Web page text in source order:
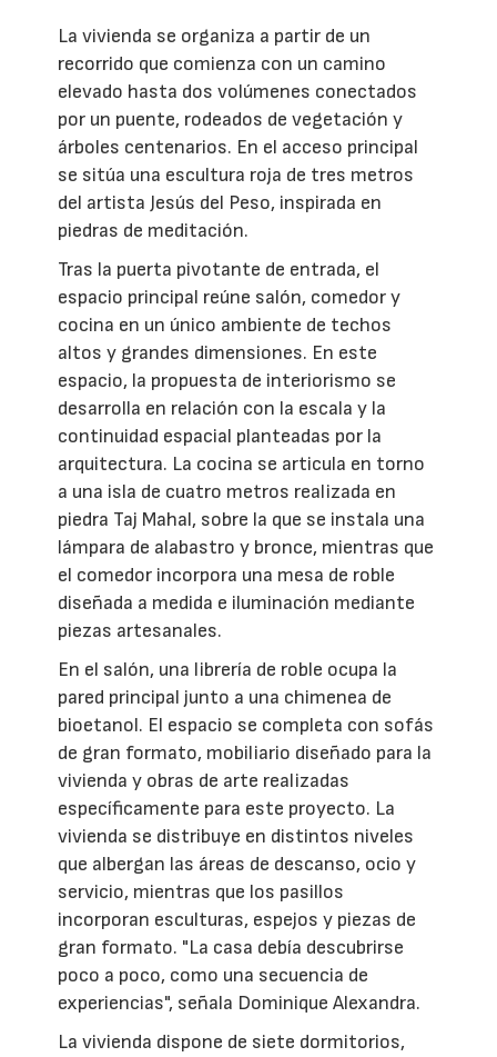
La vivienda se organiza a partir de un
recorrido que comienza con un camino
elevado hasta dos volúmenes conectados
por un puente, rodeados de vegetación y
árboles centenarios. En el acceso principal
se sitúa una escultura roja de tres metros
del artista Jesús del Peso, inspirada en
piedras de meditación.
Tras la puerta pivotante de entrada, el
espacio principal reúne salón, comedor y
cocina en un único ambiente de techos
altos y grandes dimensiones. En este
espacio, la propuesta de interiorismo se
desarrolla en relación con la escala y la
continuidad espacial planteadas por la
arquitectura. La cocina se articula en torno
a una isla de cuatro metros realizada en
piedra Taj Mahal, sobre la que se instala una
lámpara de alabastro y bronce, mientras que
el comedor incorpora una mesa de roble
diseñada a medida e iluminación mediante
piezas artesanales.
En el salón, una librería de roble ocupa la
pared principal junto a una chimenea de
bioetanol. El espacio se completa con sofás
de gran formato, mobiliario diseñado para la
vivienda y obras de arte realizadas
específicamente para este proyecto. La
vivienda se distribuye en distintos niveles
que albergan las áreas de descanso, ocio y
servicio, mientras que los pasillos
incorporan esculturas, espejos y piezas de
gran formato. "La casa debía descubrirse
poco a poco, como una secuencia de
experiencias", señala Dominique Alexandra.
La vivienda dispone de siete dormitorios,